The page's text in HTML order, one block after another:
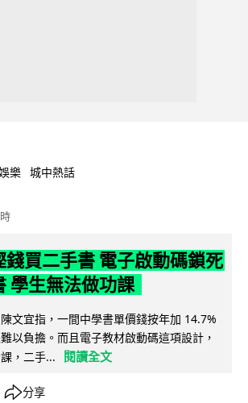
樂 城中熱話
錢買二手書 電子啟動碼鎖死
學生無法做功課
文宜指，一間中學書單價錢按年加 14.7%
以負擔。而且電子教材啟動碼這項設計，
，二手...
閱讀全文
分享